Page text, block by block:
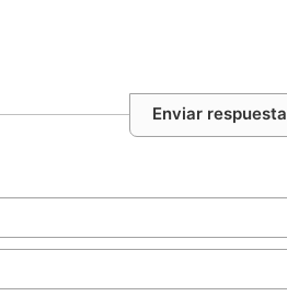
Enviar respuesta